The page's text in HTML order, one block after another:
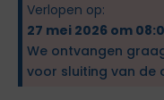
Verlopen op:
27 mei 2026 om
We ontvangen
voor sluiting van de